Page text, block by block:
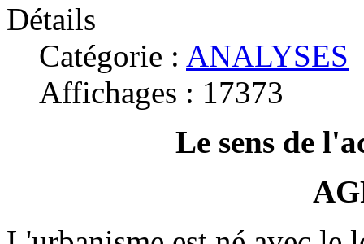
Détails
Catégorie : ANALYSES
Affichages : 17373
Le sens de